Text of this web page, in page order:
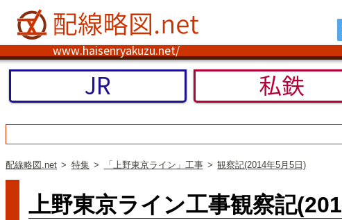
www.haisenryakuzu.net/
JR 私鉄
配線略図.net 特集 「上野東京ライン」工事 観察記(2014年5月5日)
上野東京ライン工事観察記